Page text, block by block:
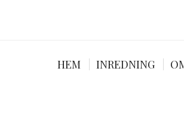
HEM INREDNING